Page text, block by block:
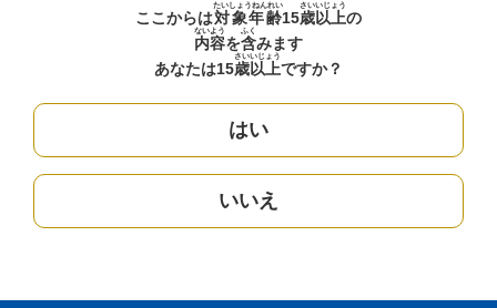
ここからは対象年齢
たいしょうねんれい
15歳
さい
以上
いじょう
の
内容
ないよう
を含
ふく
みます
あなたは15歳
さい
以上
いじょう
ですか？
はい
いいえ